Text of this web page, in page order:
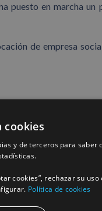
puesto en marcha un
de empresa
Facebook LinkedIn
cookies
y de terceros para saber
cookies”, rechazar su uso
Política de cookies